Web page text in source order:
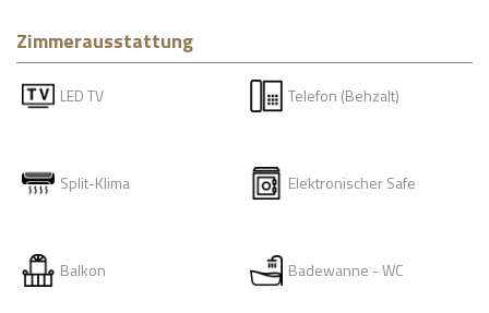
Zimmerausstattung
LED TV Telefon (Behzalt)
Split-Klima Elektronischer Safe
Balkon Badewanne - WC